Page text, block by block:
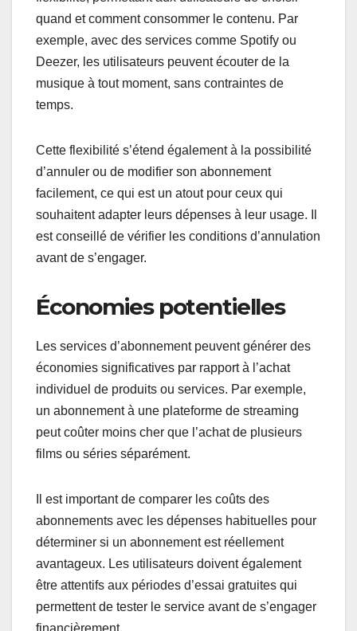
quand et comment consommer le contenu. Par
exemple, avec des services comme Spotify ou
Deezer, les utilisateurs peuvent écouter de la
musique à tout moment, sans contraintes de
temps.
Cette flexibilité s’étend également à la possibilité
d’annuler ou de modifier son abonnement
facilement, ce qui est un atout pour ceux qui
souhaitent adapter leurs dépenses à leur usage. Il
est conseillé de vérifier les conditions d’annulation
avant de s’engager.
Économies potentielles
Les services d’abonnement peuvent générer des
économies significatives par rapport à l’achat
individuel de produits ou services. Par exemple,
un abonnement à une plateforme de streaming
peut coûter moins cher que l’achat de plusieurs
films ou séries séparément.
Il est important de comparer les coûts des
abonnements avec les dépenses habituelles pour
déterminer si un abonnement est réellement
avantageux. Les utilisateurs doivent également
être attentifs aux périodes d’essai gratuites qui
permettent de tester le service avant de s’engager
financièrement.